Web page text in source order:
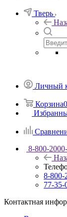
Тверь
Личный
Корзина0
8-800-
8-800-
77-35-
Контактная